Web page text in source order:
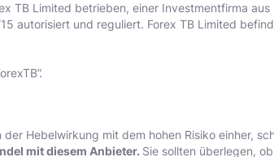
TB Limited betrieben, einer Investmentfirma
autorisiert und reguliert. Forex TB Limited
Hebelwirkung mit dem hohen Risiko einher,
mit diesem Anbieter. Sie sollten überlegen,